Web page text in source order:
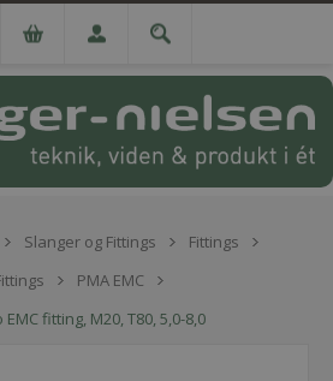
Slanger og Fittings
Fittings
PMA EMC
EMC fitting, M20, T80, 5,0-8,0